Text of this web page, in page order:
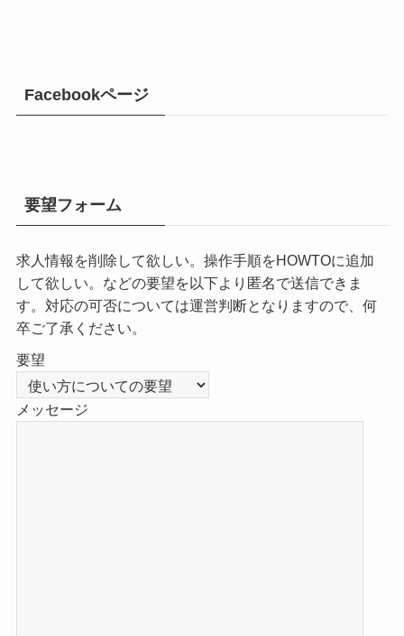
Facebookページ
要望フォーム
求人情報を削除して欲しい。操作手順をHOWTOに追加
して欲しい。などの要望を以下より匿名で送信できま
す。対応の可否については運営判断となりますので、何
卒ご了承ください。
要望
メッセージ